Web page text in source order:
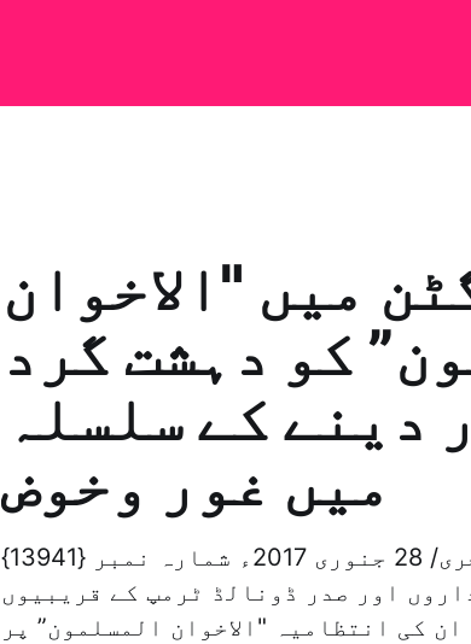
میں "الاخوان
کو دہشت گرد
دینے کے سلسلہ
میں غور وخوض
ہفتہ 30 ربيع الثانی 1438ہجری/ 28 جنوری 2017ء شمارہ نمبر {13941}
اور صدر ڈونالڈ ٹرمپ کے قریبیوں
کی انتظامیہ "الاخوان المسلمون” پر